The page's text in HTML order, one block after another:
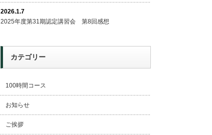
2026.1.7
2025年度第31期認定講習会 第8回感想
カテゴリー
100時間コース
お知らせ
ご挨拶